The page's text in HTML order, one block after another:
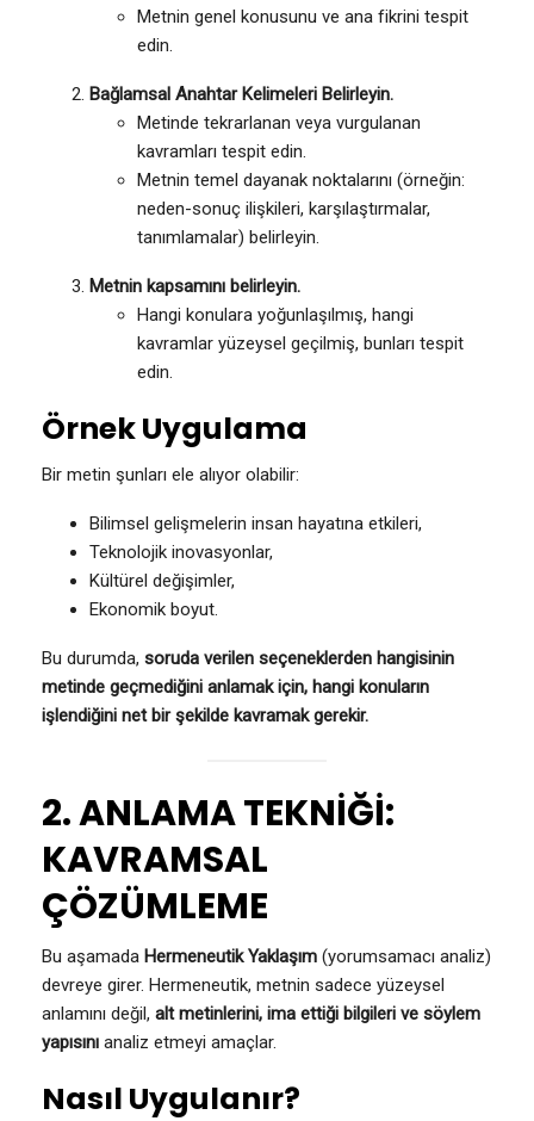
Metnin genel konusunu ve ana fikrini tespit
edin.
Bağlamsal Anahtar Kelimeleri Belirleyin.
Metinde tekrarlanan veya vurgulanan
kavramları tespit edin.
Metnin temel dayanak noktalarını (örneğin:
neden-sonuç ilişkileri, karşılaştırmalar,
tanımlamalar) belirleyin.
Metnin kapsamını belirleyin.
Hangi konulara yoğunlaşılmış, hangi
kavramlar yüzeysel geçilmiş, bunları tespit
edin.
Örnek Uygulama
Bir metin şunları ele alıyor olabilir:
Bilimsel gelişmelerin insan hayatına etkileri,
Teknolojik inovasyonlar,
Kültürel değişimler,
Ekonomik boyut.
Bu durumda, soruda verilen seçeneklerden hangisinin
metinde geçmediğini anlamak için, hangi konuların
işlendiğini net bir şekilde kavramak gerekir.
2. ANLAMA TEKNİĞİ:
KAVRAMSAL
ÇÖZÜMLEME
Bu aşamada Hermeneutik Yaklaşım (yorumsamacı analiz)
devreye girer. Hermeneutik, metnin sadece yüzeysel
anlamını değil, alt metinlerini, ima ettiği bilgileri ve söylem
yapısını analiz etmeyi amaçlar.
Nasıl Uygulanır?